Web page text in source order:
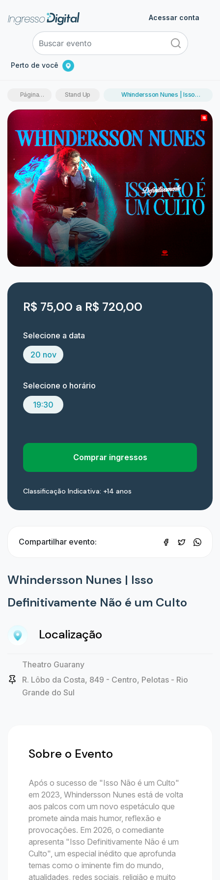
Perto de você
Acessar conta
Página
Stand Up
Whindersson Nunes | Isso
Whindersson Nunes | Isso
Definitivamente Não é um Culto
Localização
Theatro Guarany
R. Lôbo da Costa, 849 - Centro, Pelotas - Rio
Grande do Sul
Sobre o Evento
Após o sucesso de "Isso Não é um Culto"
em 2023, Whindersson Nunes está de volta
aos palcos com um novo espetáculo que
promete ainda mais humor, reflexão e
provocações. Em 2026, o comediante
apresenta "Isso Definitivamente Não é um
Culto", um especial inédito que aprofunda
temas como o iminente fim do mundo,
atualidades, redes sociais, religião e muito
R$ 75,00 a R$ 720,00
Selecione a data
20 nov
Selecione o horário
19:30
Comprar ingressos
Classificação Indicativa: +14 anos
Compartilhar evento: